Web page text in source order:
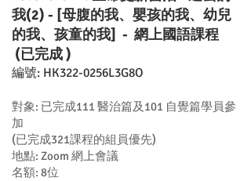
我(2) - [母腹的我、嬰孩的我、幼兒
的我、孩童的我] - 網上國語課程
(已完成 )
編號: HK322-0256L3G8O
對象: 已完成111 醫治篇及101 自覺篇學員參
加
(已完成321課程的組員優先)
地點: Zoom 網上會議
名額: 8位